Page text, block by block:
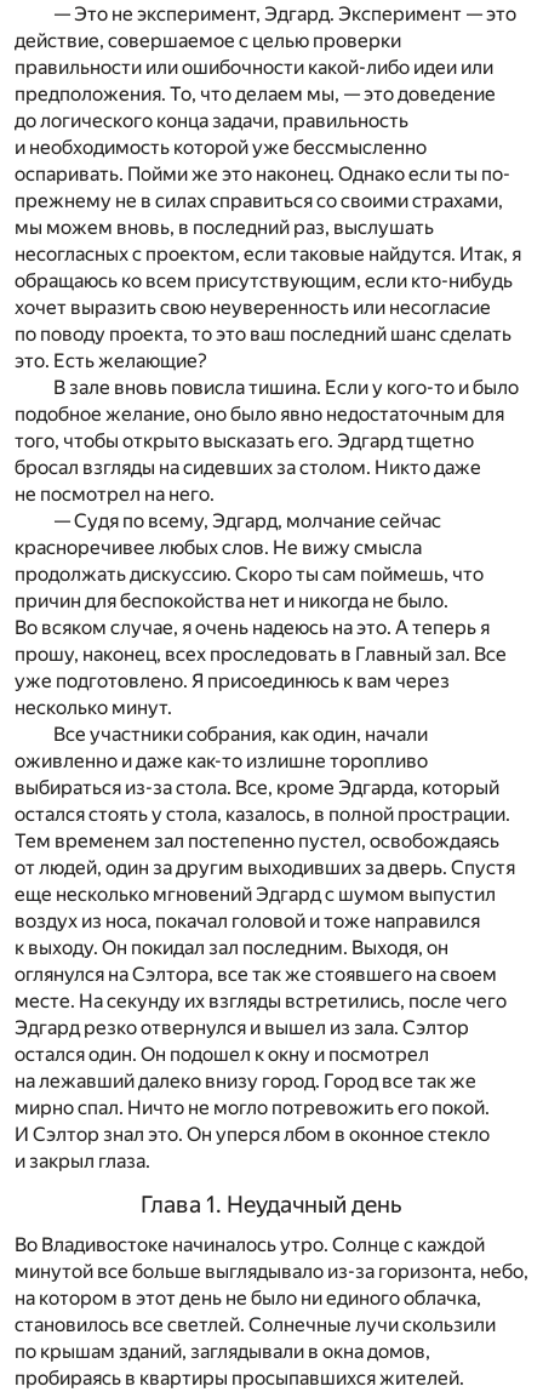
— Это не эксперимент, Эдгард. Эксперимент — это
действие, совершаемое с целью проверки
правильности или ошибочности какой-либо идеи или
предположения. То, что делаем мы, — это доведение
до логического конца задачи, правильность
и необходимость которой уже бессмысленно
оспаривать. Пойми же это наконец. Однако если ты по-
прежнему не в силах справиться со своими страхами,
мы можем вновь, в последний раз, выслушать
несогласных с проектом, если таковые найдутся. Итак, я
обращаюсь ко всем присутствующим, если кто-нибудь
хочет выразить свою неуверенность или несогласие
по поводу проекта, то это ваш последний шанс сделать
это. Есть желающие?
В зале вновь повисла тишина. Если у кого-то и было
подобное желание, оно было явно недостаточным для
того, чтобы открыто высказать его. Эдгард тщетно
бросал взгляды на сидевших за столом. Никто даже
не посмотрел на него.
— Судя по всему, Эдгард, молчание сейчас
красноречивее любых слов. Не вижу смысла
продолжать дискуссию. Скоро ты сам поймешь, что
причин для беспокойства нет и никогда не было.
Во всяком случае, я очень надеюсь на это. А теперь я
прошу, наконец, всех проследовать в Главный зал. Все
уже подготовлено. Я присоединюсь к вам через
несколько минут.
Все участники собрания, как один, начали
оживленно и даже как-то излишне торопливо
выбираться из-за стола. Все, кроме Эдгарда, который
остался стоять у стола, казалось, в полной прострации.
Тем временем зал постепенно пустел, освобождаясь
от людей, один за другим выходивших за дверь. Спустя
еще несколько мгновений Эдгард с шумом выпустил
воздух из носа, покачал головой и тоже направился
к выходу. Он покидал зал последним. Выходя, он
оглянулся на Сэлтора, все так же стоявшего на своем
месте. На секунду их взгляды встретились, после чего
Эдгард резко отвернулся и вышел из зала. Сэлтор
остался один. Он подошел к окну и посмотрел
на лежавший далеко внизу город. Город все так же
мирно спал. Ничто не могло потревожить его покой.
И Сэлтор знал это. Он уперся лбом в оконное стекло
и закрыл глаза.
Глава 1. Неудачный день
Во Владивостоке начиналось утро. Солнце с каждой
минутой все больше выглядывало из-за горизонта, небо,
на котором в этот день не было ни единого облачка,
становилось все светлей. Солнечные лучи скользили
по крышам зданий, заглядывали в окна домов,
пробираясь в квартиры просыпавшихся жителей.